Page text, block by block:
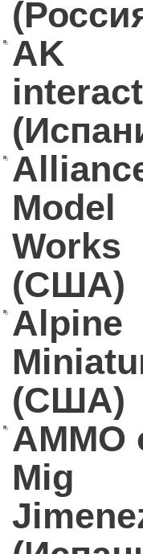
AK
Model
Works
(США)
Alpine
(США)
AMMO
Mig